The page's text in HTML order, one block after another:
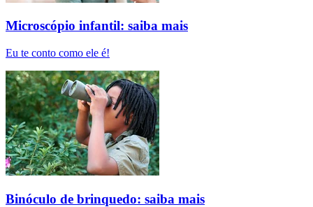
Microscópio infantil: saiba mais
Eu te conto como ele é!
Binóculo de brinquedo: saiba mais